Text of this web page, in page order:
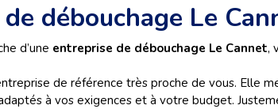
débouchage Le
d’une entreprise de débouchage Le Cannet,
de référence très proche de vous. Elle
à vos exigences et à votre budget.